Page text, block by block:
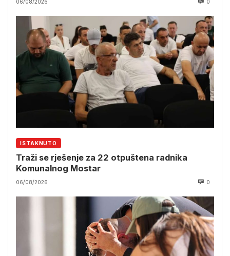
06/08/2026 0
ISTAKNUTO
Traži se rješenje za 22 otpuštena radnika
Komunalnog Mostar
06/08/2026 0